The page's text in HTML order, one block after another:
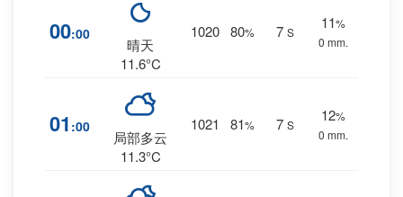
00:00
晴天
11.6°C
1020 80% 7 S
11%
0 mm.
01 :00
局部多云
11.3°C
1021 81% 7 S
12%
0 mm.